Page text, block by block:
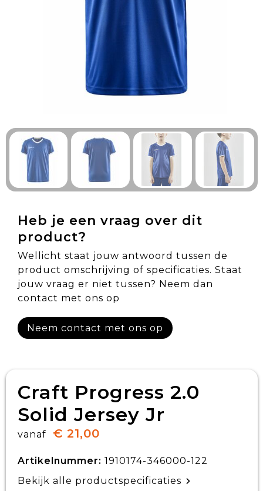
Technologie & Gadgets
Outdoor & Vrije tijd
Pennen & Schrijfwaren
Tassen & Reizen
Gezondheid & Welzijn
Eten & Drinken
Heb je een vraag over dit
product?
Wellicht staat jouw antwoord tussen de
product omschrijving of specificaties. Staat
jouw vraag er niet tussen? Neem dan
contact met ons op
Neem contact met ons op
Craft Progress 2.0
Solid Jersey Jr
vanaf € 21,00
Artikelnummer: 1910174-346000-122
Bekijk alle productspecificaties